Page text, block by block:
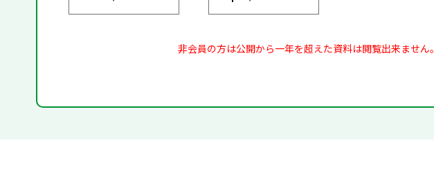
非会員の方は公開から一年を超えた資料は閲覧出来ません。